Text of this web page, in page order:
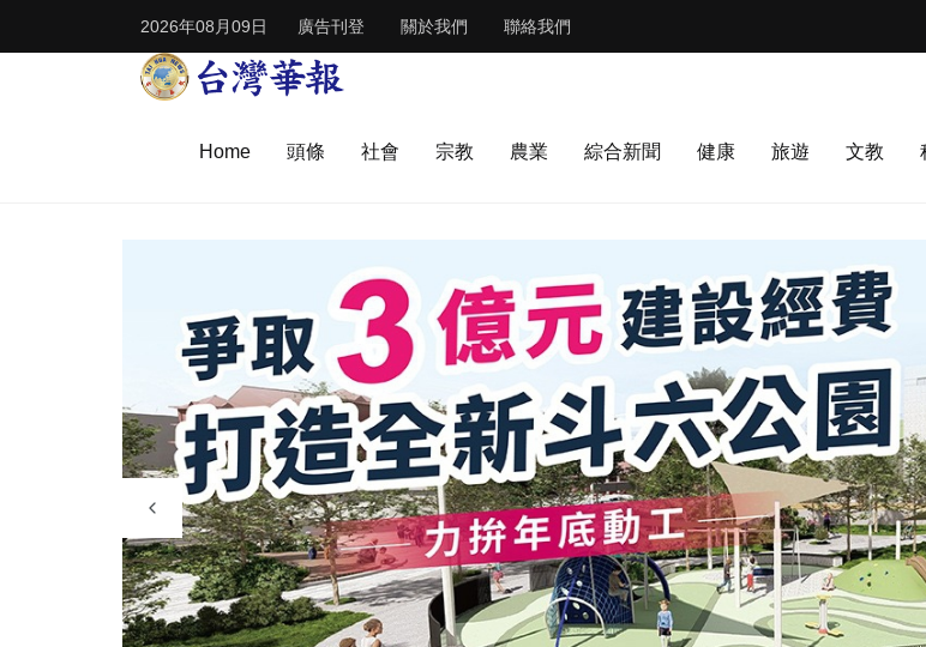
2026年08月09日 廣告刊登 關於我們 聯絡我們
Home 頭條 社會 宗教 農業 綜合新聞 健康 旅遊 文教